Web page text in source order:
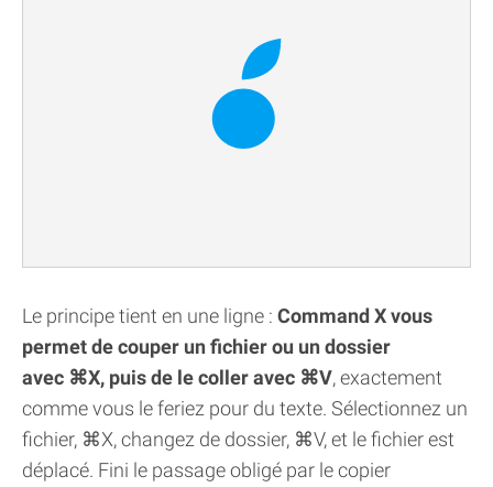
Le principe tient en une ligne : Command X vous
permet de couper un fichier ou un dossier
avec ⌘X, puis de le coller avec ⌘V, exactement
comme vous le feriez pour du texte. Sélectionnez un
fichier, ⌘X, changez de dossier, ⌘V, et le fichier est
déplacé. Fini le passage obligé par le copier